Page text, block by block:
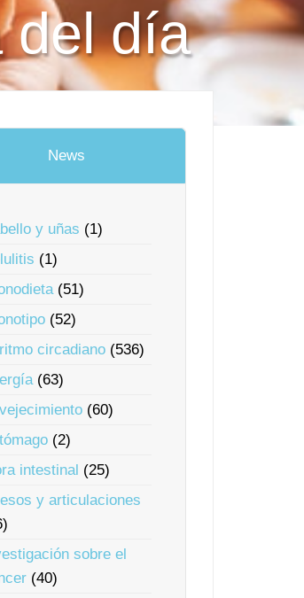
del día
News
y uñas (1)
(1)
(51)
(52)
circadiano (536)
(63)
(60)
(2)
intestinal (25)
y articulaciones
sobre el
(40)